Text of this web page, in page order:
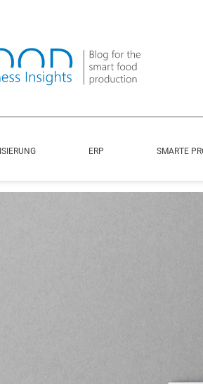
ERP SMARTE